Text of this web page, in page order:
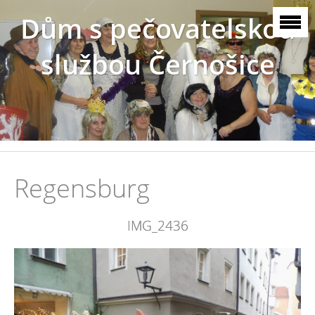
Dům s pečovatelskou
službou Černošice
Regensburg
IMG_2436